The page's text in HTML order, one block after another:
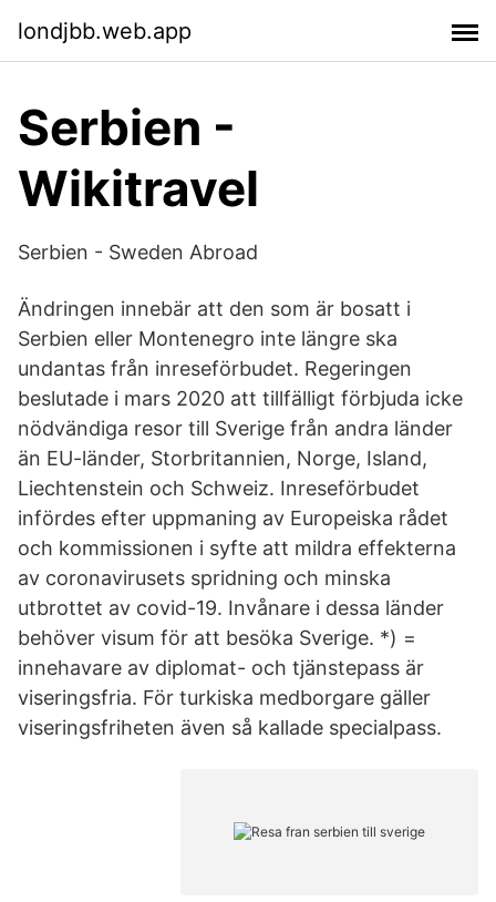
londjbb.web.app
Serbien -
Wikitravel
Serbien - Sweden Abroad
Ändringen innebär att den som är bosatt i
Serbien eller Montenegro inte längre ska
undantas från inreseförbudet. Regeringen
beslutade i mars 2020 att tillfälligt förbjuda icke
nödvändiga resor till Sverige från andra länder
än EU-länder, Storbritannien, Norge, Island,
Liechtenstein och Schweiz. Inreseförbudet
infördes efter uppmaning av Europeiska rådet
och kommissionen i syfte att mildra effekterna
av coronavirusets spridning och minska
utbrottet av covid-19. Invånare i dessa länder
behöver visum för att besöka Sverige. *) =
innehavare av diplomat- och tjänstepass är
viseringsfria. För turkiska medborgare gäller
viseringsfriheten även så kallade specialpass.